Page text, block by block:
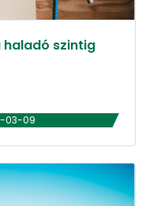
szintig
03-09